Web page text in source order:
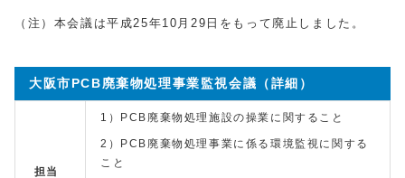
（注）本会議は平成25年10月29日をもって廃止しました。
大阪市PCB廃棄物処理事業監視会議（詳細）
担当
1）PCB廃棄物処理施設の操業に関すること
2）PCB廃棄物処理事業に係る環境監視に関する
こと